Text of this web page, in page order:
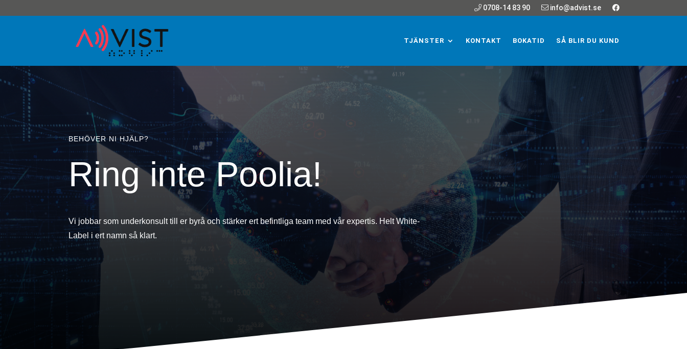
0708-14 83 90 info@advist.se
TJÄNSTER KONTAKT BOKATID SÅ BLIR DU KUND
BEHÖVER NI HJÄLP?
Ring inte Poolia!
Vi jobbar som underkonsult till er byrå och stärker ert befintliga team med vår expertis. Helt White-
Label i ert namn så klart.